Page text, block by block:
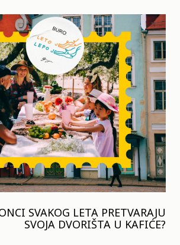
SVAKOG LETA PRETVARAJU
SVOJA DVORIŠTA U KAFIĆE?